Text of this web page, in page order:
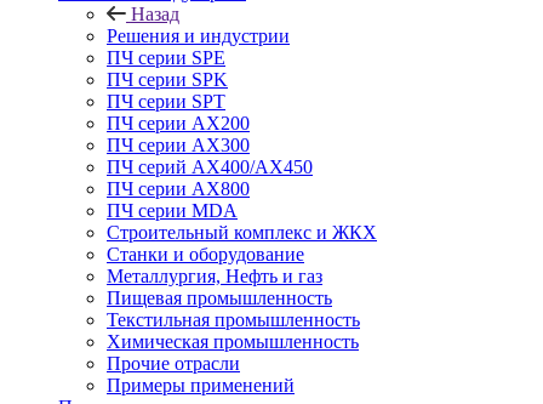
Назад
Решения и индустрии
ПЧ серии SPE
ПЧ серии SPK
ПЧ серии SPT
ПЧ серии AX200
ПЧ серии AX300
ПЧ серий AX400/AX450
ПЧ серии AX800
ПЧ серии MDA
Строительный комплекс и ЖКХ
Станки и оборудование
Металлургия, Нефть и газ
Пищевая промышленность
Текстильная промышленность
Химическая промышленность
Прочие отрасли
Примеры применений